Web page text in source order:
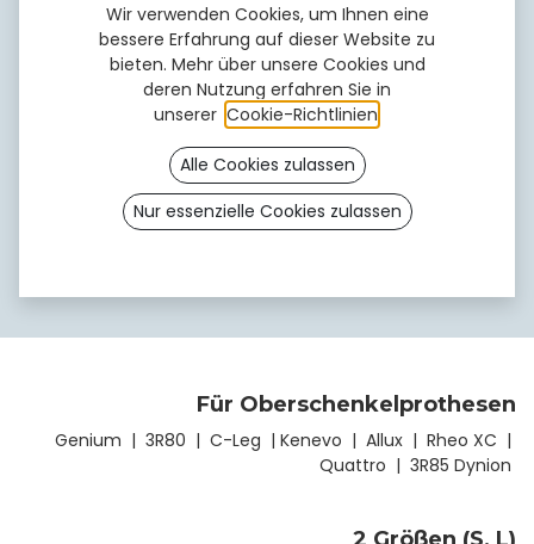
Für Oberschenkelprothesen
Genium | 3R80 | C-Leg | Kenevo | Allux | Rheo XC |
Quattro | 3R85 Dynion
Wir verwenden Cookies, um Ihnen eine
bessere Erfahrung auf dieser Website zu
bieten. Mehr über unsere Cookies und
deren Nutzung erfahren Sie in
unserer Cookie-Richtlinien
Alle Cookies zulassen
Nur essenzielle Cookies zulassen